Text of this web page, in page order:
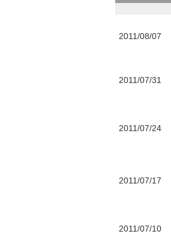
2011/08/07
2011/07/31
2011/07/24
2011/07/17
2011/07/10